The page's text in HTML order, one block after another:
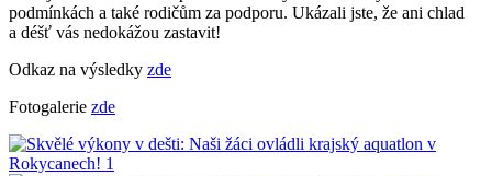
podmínkách a také rodičům za podporu. Ukázali jste, že ani chlad
a déšť vás nedokážou zastavit!
Odkaz na výsledky zde
Fotogalerie zde